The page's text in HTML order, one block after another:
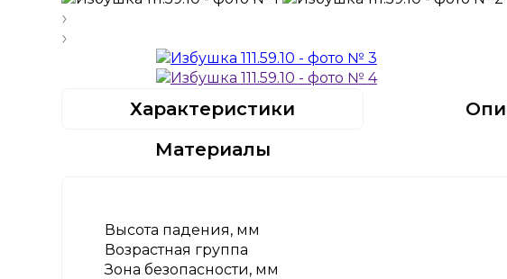
Характеристики
Материалы
Высота падения, мм
Возрастная группа
Зона безопасности, мм